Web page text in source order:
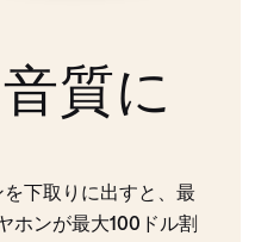
質に
下取りに出すと、最
ホンが最大100ドル割